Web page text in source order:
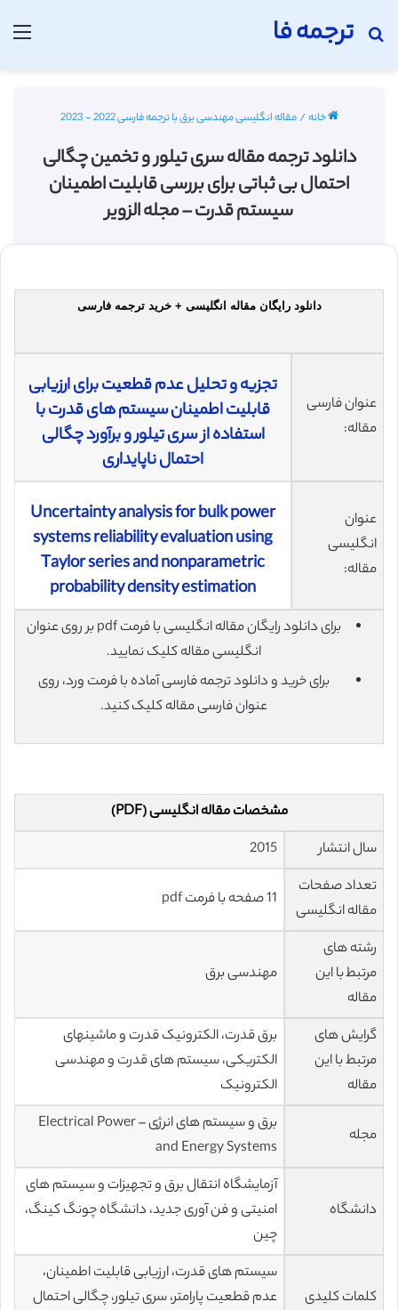
ترجمه فا
جستجو برای
خانه/مقاله انگلیسی مهندسی برق با ترجمه فارسی 2022 - 2023
دانلود ترجمه مقاله سری تیلور و تخمین چگالی
احتمال بی ثباتی برای بررسی قابلیت اطمینان
سیستم قدرت – مجله الزویر
دانلود رایگان مقاله انگلیسی + خرید ترجمه فارسی
عنوان فارسی
مقاله:
تجزیه و تحلیل عدم قطعیت برای ارزیابی
قابلیت اطمینان سیستم های قدرت با
استفاده از سری تیلور و برآورد چگالی
احتمال ناپایداری
عنوان
انگلیسی
مقاله:
Uncertainty analysis for bulk power
systems reliability evaluation using
Taylor series and nonparametric
probability density estimation
برای دانلود رایگان مقاله انگلیسی با فرمت pdf بر روی عنوان
انگلیسی مقاله کلیک نمایید.
برای خرید و دانلود ترجمه فارسی آماده با فرمت ورد، روی
عنوان فارسی مقاله کلیک کنید.
مشخصات مقاله انگلیسی (PDF)
سال انتشار
2015
تعداد صفحات
مقاله انگلیسی
11 صفحه با فرمت pdf
رشته های
مرتبط با این
مقاله
مهندسی برق
گرایش های
مرتبط با این
مقاله
برق قدرت، الکترونیک قدرت و ماشینهای
الکتریکی، سیستم های قدرت و مهندسی
الکترونیک
مجله
برق و سیستم های انرژی – Electrical Power
and Energy Systems
دانشگاه
آزمایشگاه انتقال برق و تجهیزات و سیستم های
امنیتی و فن آوری جدید، دانشگاه چونگ کینگ،
چین
کلمات کلیدی
سیستم های قدرت، ارزیابی قابلیت اطمینان،
عدم قطعیت پارامتر، سری تیلور، چگالی احتمال